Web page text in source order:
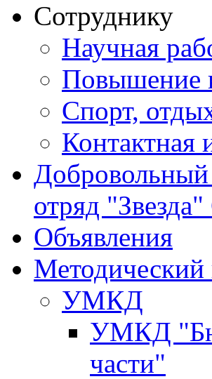
Сотруднику
Научная
Повышение
Спорт,
Добровольный
отряд
Объявления
Методический
УМКД
УМКД
части"